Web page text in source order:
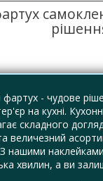
фартух - чудове
на кухні.
складного
величезний
нашими
хвилин, а ви